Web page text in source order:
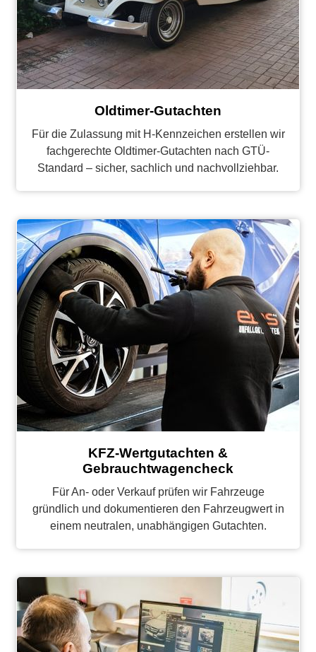
Oldtimer-Gutachten
Für die Zulassung mit H-Kennzeichen erstellen wir
fachgerechte Oldtimer-Gutachten nach GTÜ-
Standard – sicher, sachlich und nachvollziehbar.
KFZ-Wertgutachten &
Gebrauchtwagencheck
Für An- oder Verkauf prüfen wir Fahrzeuge
gründlich und dokumentieren den Fahrzeugwert in
einem neutralen, unabhängigen Gutachten.